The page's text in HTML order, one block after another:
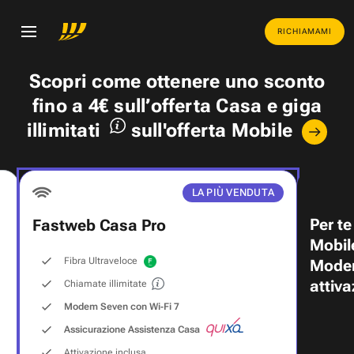
RICHIAMAMI
Scopri come ottenere uno sconto
fino a 4€ sull’offerta Casa egiga
illimitati
sull'offerta Mobile
LA PIÙ VENDUTA
Fastweb Casa Pro
Fibra Ultraveloce
Chiamate illimitate
Modem Seven con Wi‑Fi 7
Assicurazione Assistenza Casa
Per